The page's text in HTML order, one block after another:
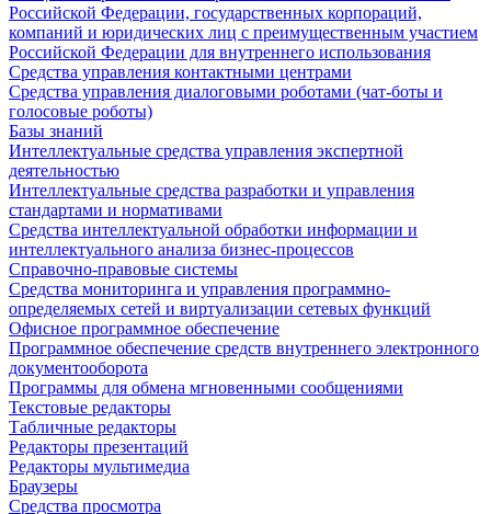
Российской Федерации, государственных корпораций,
компаний и юридических лиц с преимущественным участием
Российской Федерации для внутреннего использования
Средства управления контактными центрами
Средства управления диалоговыми роботами (чат-боты и
голосовые роботы)
Базы знаний
Интеллектуальные средства управления экспертной
деятельностью
Интеллектуальные средства разработки и управления
стандартами и нормативами
Средства интеллектуальной обработки информации и
интеллектуального анализа бизнес-процессов
Справочно-правовые системы
Средства мониторинга и управления программно-
определяемых сетей и виртуализации сетевых функций
Офисное программное обеспечение
Программное обеспечение средств внутреннего электронного
документооборота
Программы для обмена мгновенными сообщениями
Текстовые редакторы
Табличные редакторы
Редакторы презентаций
Редакторы мультимедиа
Браузеры
Средства просмотра